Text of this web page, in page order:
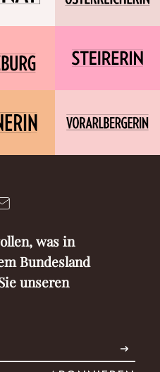
was in
Bundesland
unseren